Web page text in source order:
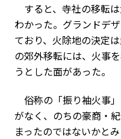
すると、寺社の移転
わかった。グランドデ
ており、火除地の決定
の郊外移転には、火事
うとした面があった。
俗称の「振り袖火事
がなく、のちの豪商・
まったのではないかとみ